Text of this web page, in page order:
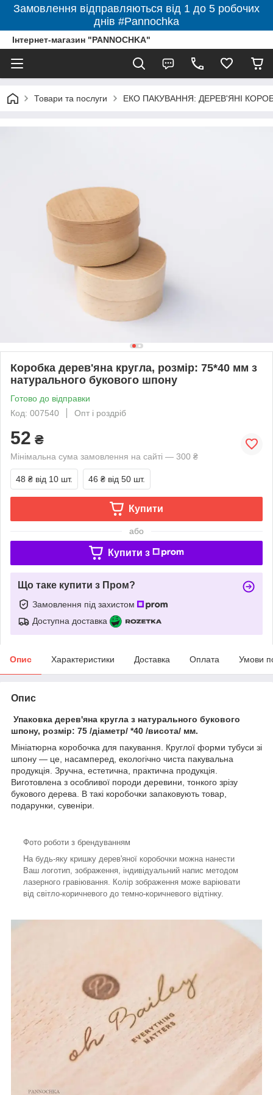
Замовлення відправляються від 1 до 5 робочих
днів #Pannochka
Інтернет-магазин "PANNOCHKA"
Товари та послуги ЕКО ПАКУВАННЯ: ДЕРЕВ'ЯНІ
Коробка дерев'яна кругла, розмір: 75*40 мм з
натурального букового шпону
Готово до відправки
Код: 007540
Опт і роздріб
52 ₴
Мінімальна сума замовлення на сайті — 300 ₴
48 ₴ від 10 шт. 46 ₴ від 50 шт.
Купити
або
Купити з
Що таке купити з Пром?
Замовлення під захистом
Доступна доставка
Опис Характеристики Доставка Оплата Умови
Опис
Упаковка дерев'яна кругла з натурального букового
шпону, розмір: 75 /діаметр/ *40 /висота/ мм.
Мініатюрна коробочка для пакування. Круглої форми тубуси зі
шпону — це, насамперед, екологічно чиста пакувальна
продукція. Зручна, естетична, практична продукція.
Виготовлена з особливої породи деревини, тонкого зрізу
букового дерева. В такі коробочки запаковують товар,
подарунки, сувеніри.
Фото роботи з брендуванням
На будь-яку кришку дерев'яної коробочки можна нанести
Ваш логотип, зображення, індивідуальний напис методом
лазерного гравіювання. Колір зображення може варіювати
від світло-коричневого до темно-коричневого відтінку.